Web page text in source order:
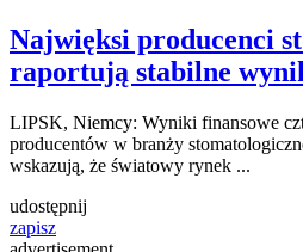
Najwięksi producenci
raportują stabilne
LIPSK, Niemcy: Wyniki finansowe
producentów w branży
wskazują, że światowy rynek ...
udostępnij
zapisz